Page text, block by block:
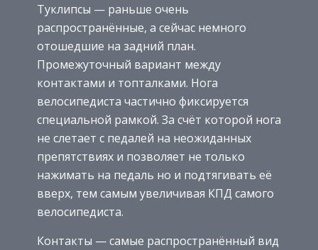
Туклипсы — раньше очень
распространённые, а сейчас немного
отошедшие на задний план.
Промежуточный вариант между
контактами и топталками. Нога
велосипедиста частично фиксируется
специальной рамкой. За счёт которой нога
не слетает с педалей на неожиданных
препятствиях и позволяет не только
нажимать на педаль но и подтягивать её
вверх, тем самым увеличивая КПД самого
велосипедиста.
Контакты — самые распространённый вид